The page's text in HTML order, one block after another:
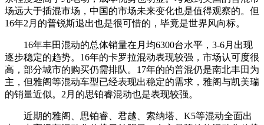
场远大于插混市场，中国的市场未来变化也是值得观察的。但
16年2月的普锐斯退出也是很可惜的，毕竟是世界风向标。
16年丰田混动的总体销量在月均6300台水平，3-6月出现
逐步稳定的趋势。16年的卡罗拉混动表现较强，市场认可度很
高，部分城市的购买仍需排队。17年的的普混仍是南北丰田为
主，但雅阁等混动车型已经表现出稳定的需求，雅阁与凯美瑞
的销量近似。2月的思铂睿混动也是表现较强。
近期的雅阁、思铂睿、君越、索纳塔、K5等混动全面出